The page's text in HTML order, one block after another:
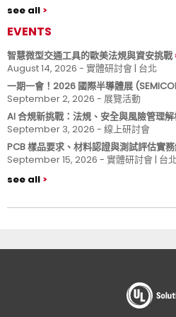
see all
EVENTS
智慧微型交通工具的歐美法規與資安挑戰
August 14, 2026 - 實體研討會 | 台北
一期一會！2026 國際半導體展
September 2, 2026 - 展覽活動
AI 合規新挑戰：法規、安全與風險管理
September 3, 2026 - 線上研討會
PCB 樣品要求、材料認證與測試評估實
September 15, 2026 - 實體研討會 | 台北
see all